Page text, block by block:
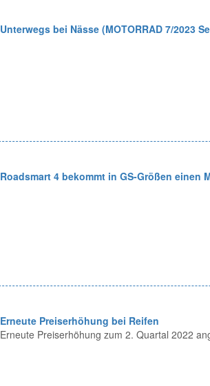
Unterwegs bei Nässe (MOTORRAD 7/2023
Roadsmart 4 bekommt in GS-Größen einen
Erneute Preiserhöhung bei Reifen
Erneute Preiserhöhung zum 2. Quartal 2022